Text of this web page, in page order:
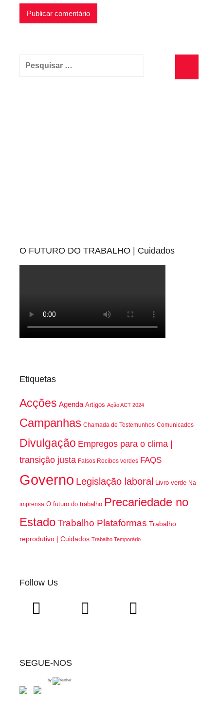
Pesquisar
O FUTURO DO TRABALHO | Cuidados
Etiquetas
Acções Agenda Artigos Ação ACT 2024
Campanhas Chamada de Testemunhos Comunicados
Divulgação Empregos para o clima |
transição justa Falsos Recibos verdes FAQS
Governo Legislação laboral Livro verde Na
imprensa O futuro do trabalho Precariedade no
EstadoTrabalho Plataformas Trabalho
reprodutivo | Cuidados Trabalho Temporário
Follow Us
SEGUE-NOS
by